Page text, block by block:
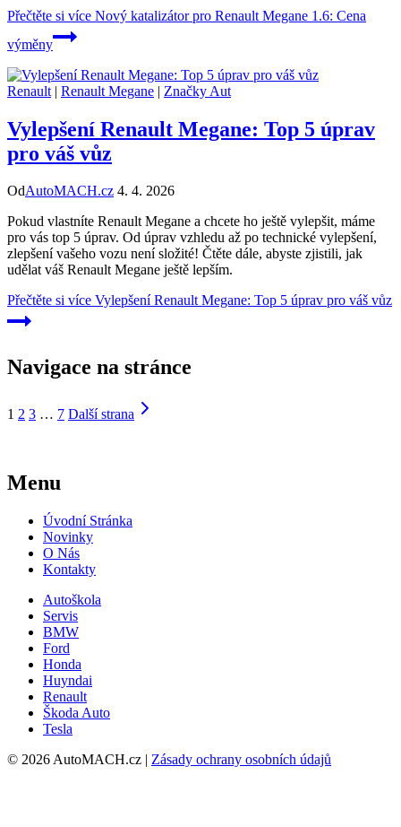
Přečtěte si více Nový katalizátor pro Renault Megane 1.6: Cena
výměny
Renault | Renault Megane | Značky Aut
Vylepšení Renault Megane: Top 5 úprav
pro váš vůz
OdAutoMACH.cz 4. 4. 2026
Pokud vlastníte Renault Megane a chcete ho ještě vylepšit, máme
pro vás top 5 úprav. Od úprav vzhledu až po technické vylepšení,
zlepšení vašeho vozu není složité! Čtěte dále, abyste zjistili, jak
udělat váš Renault Megane ještě lepším.
Přečtěte si více Vylepšení Renault Megane: Top 5 úprav pro váš vůz
Navigace na stránce
1 2 3 … 7 Další strana
Menu
Úvodní Stránka
Novinky
O Nás
Kontakty
Autoškola
Servis
BMW
Ford
Honda
Huyndai
Renault
Škoda Auto
Tesla
© 2026 AutoMACH.cz | Zásady ochrany osobních údajů